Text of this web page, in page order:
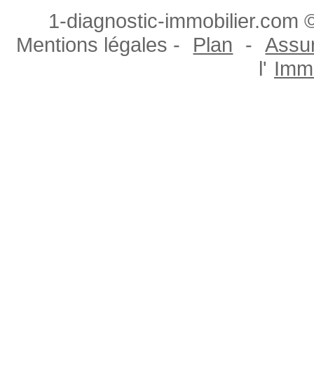
1-diagnostic-immobilier.com
Mentions légales -
Plan -
l'